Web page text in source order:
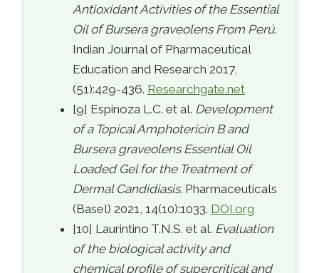
Antioxidant Activities of the Essential
Oil of Bursera graveolens From Perú.
Indian Journal of Pharmaceutical
Education and Research 2017,
(51):429-436. Researchgate.net
[9] Espinoza L.C. et al. Development
of a Topical Amphotericin B and
Bursera graveolens Essential Oil
Loaded Gel for the Treatment of
Dermal Candidiasis. Pharmaceuticals
(Basel) 2021, 14(10):1033. DOI.org
[10] Laurintino T.N.S. et al. Evaluation
of the biological activity and
chemical profile of supercritical and